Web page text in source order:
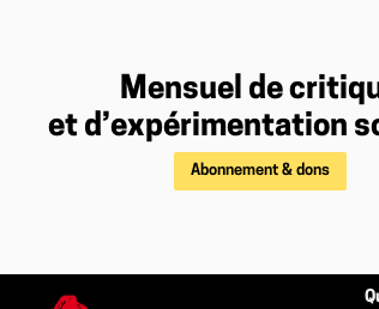
Mensuel de
et d’expérimentation
Abonnement & dons